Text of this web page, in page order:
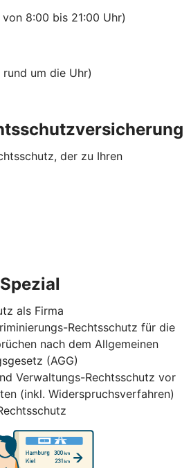
8:00 bis 21:00 Uhr)
um die Uhr)
der zu Ihren
als Firma
Rechtsschutz für die
nach dem Allgemeinen
(AGG)
Verwaltungs-Rechtsschutz vor
(inkl. Widerspruchsverfahren)